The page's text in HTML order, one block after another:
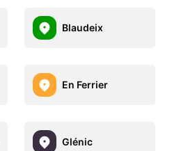
Blaudeix
En Ferrier
Glénic